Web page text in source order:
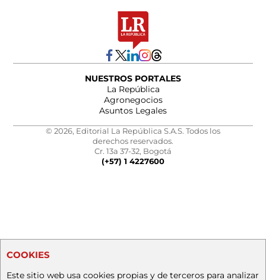
NUESTROS PORTALES
La República
Agronegocios
Asuntos Legales
© 2026, Editorial La República S.A.S. Todos los
derechos reservados.
Cr. 13a 37-32, Bogotá
(+57) 1 4227600
COOKIES
Este sitio web usa cookies propias y de terceros para analizar